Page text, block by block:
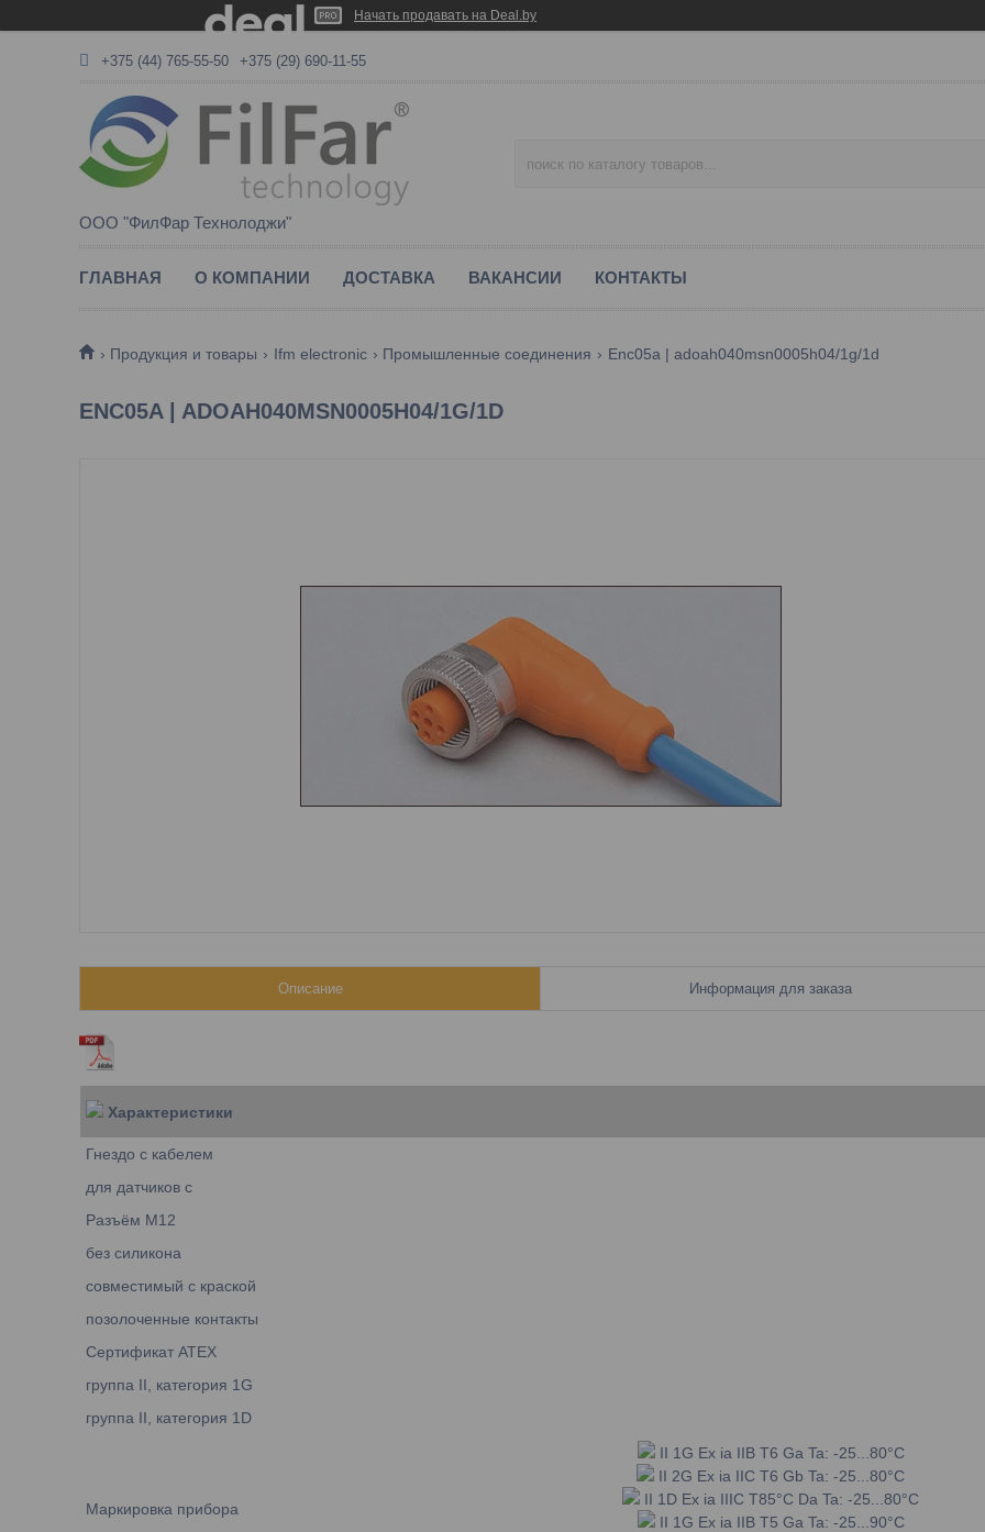
Начать продавать на Deal.by
+375 (44) 765-55-50 +375 (29) 690-11-55
ООО "ФилФар Технолоджи"
ГЛАВНАЯ О КОМПАНИИ ДОСТАВКА ВАКАНСИИ КОНТАКТЫ
Продукция и товары Ifm electronic Промышленные соединения Enc05a | adoah040msn0005h04/1g/1d
ENC05A | ADOAH040MSN0005H04/1G/1D
Описание Информация для заказа
Характеристики
Гнездо с кабелем
для датчиков с
Разъём M12
без силикона
совместимый с краской
позолоченные контакты
Сертификат ATEX
группа II, категория 1G
группа II, категория 1D
Маркировка прибора
II 1G Ex ia IIB T6 Ga Ta: -25...80°C
II 2G Ex ia IIC T6 Gb Ta: -25...80°C
II 1D Ex ia IIIC T85°C Da Ta: -25...80°C
II 1G Ex ia IIB T5 Ga Ta: -25...90°C